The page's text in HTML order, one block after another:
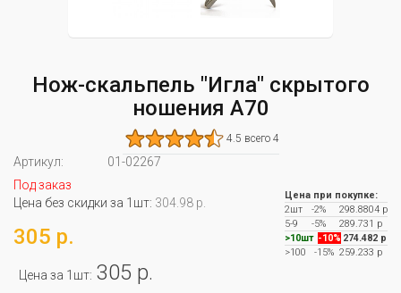
Нож-скальпель "Игла" скрытого
ношения А70
4.5 всего 4
Артикул:
01-02267
Под заказ
Цена без скидки за 1шт: 304.98 р.
305 р.
Цена за 1шт: 305 р.
Цена при покупке:
2шт
-2%
298.8804 р
5-9
-5%
289.731 р
>10шт -10% 274.482 р
>100
-15% 259.233 р